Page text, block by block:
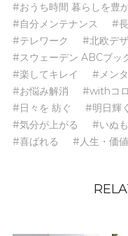
#おうち時間 暮らしを豊
#自分メンテナンス
#
#テレワーク
#北欧デ
#スウェーデン ABCブッ
#楽してキレイ
#メン
#お悩み解消
#withコ
#日々を 紡ぐ
#明日輝く
#気分が上がる
#いぬも
#喜ばれる
#人生・価